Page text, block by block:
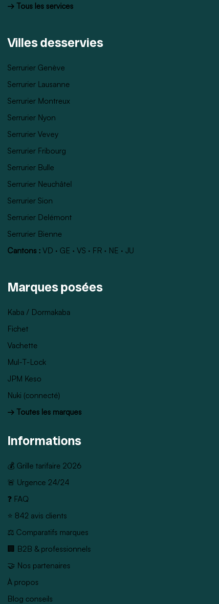
→ Tous les services
Villes desservies
Serrurier Genève
Serrurier Lausanne
Serrurier Montreux
Serrurier Nyon
Serrurier Vevey
Serrurier Fribourg
Serrurier Bulle
Serrurier Neuchâtel
Serrurier Sion
Serrurier Delémont
Serrurier Bienne
Cantons : VD · GE · VS · FR · NE · JU
Marques posées
Kaba / Dormakaba
Fichet
Vachette
Mul-T-Lock
JPM Keso
Nuki (connecté)
→ Toutes les marques
Informations
💰 Grille tarifaire 2026
🚨 Urgence 24/24
❓ FAQ
⭐ 842 avis clients
⚖️ Comparatifs marques
🏢 B2B & professionnels
🤝 Nos partenaires
À propos
Blog conseils